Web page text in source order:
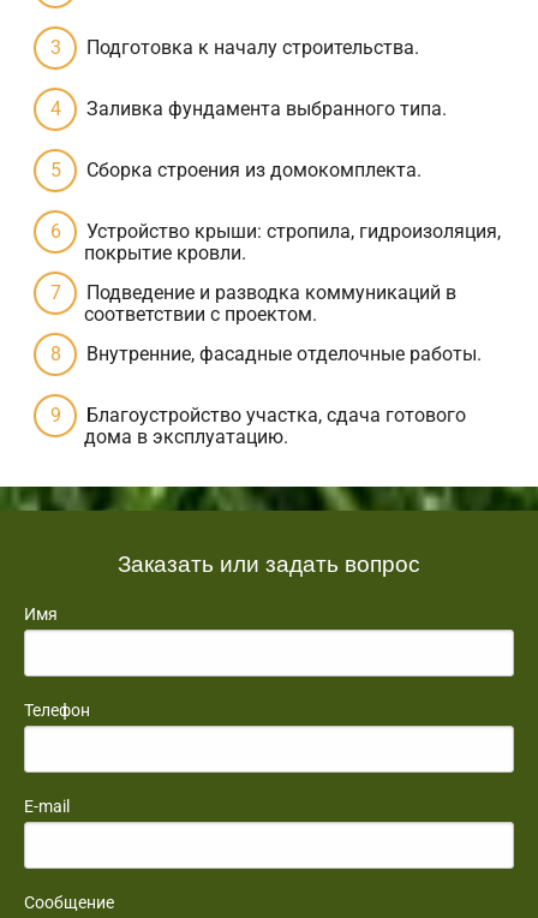
Подготовка к началу строительства.
Заливка фундамента выбранного типа.
Сборка строения из домокомплекта.
Устройство крыши: стропила, гидроизоляция,
покрытие кровли.
Подведение и разводка коммуникаций в
соответствии с проектом.
Внутренние, фасадные отделочные работы.
Благоустройство участка, сдача готового
дома в эксплуатацию.
Заказать или задать вопрос
Имя
Телефон
E-mail
Сообщение